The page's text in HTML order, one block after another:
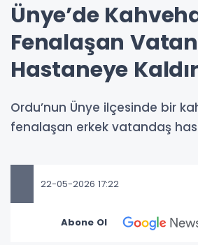
Ünye’de
Fenalaşan
Hastaneye
Ordu’nun Ünye ilçesinde bir
fenalaşan erkek vatandaş
22-05-2026 17:22
Abone Ol